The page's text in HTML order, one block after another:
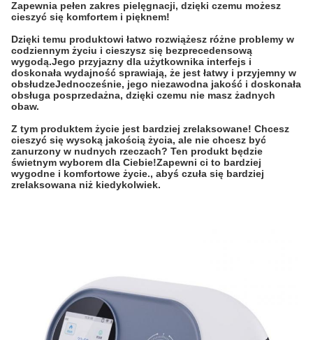
Zapewnia pełen zakres pielęgnacji, dzięki czemu możesz
cieszyć się komfortem i pięknem!
Dzięki temu produktowi łatwo rozwiążesz różne problemy w
codziennym życiu i cieszysz się bezprecedensową
wygodą.Jego przyjazny dla użytkownika interfejs i
doskonała wydajność sprawiają, że jest łatwy i przyjemny w
obsłudzeJednocześnie, jego niezawodna jakość i doskonała
obsługa posprzedażna, dzięki czemu nie masz żadnych
obaw.
Z tym produktem życie jest bardziej zrelaksowane! Chcesz
cieszyć się wysoką jakością życia, ale nie chcesz być
zanurzony w nudnych rzeczach? Ten produkt będzie
świetnym wyborem dla Ciebie!Zapewni ci to bardziej
wygodne i komfortowe życie., abyś czuła się bardziej
zrelaksowana niż kiedykolwiek.